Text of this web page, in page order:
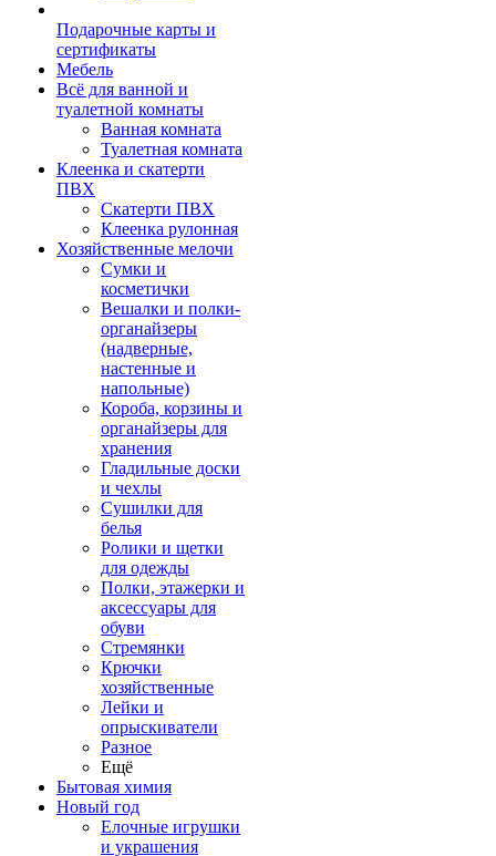
Подарочные карты и
сертификаты
Мебель
Всё для ванной и
туалетной комнаты
Ванная комната
Туалетная комната
Клеенка и скатерти
ПВХ
Скатерти ПВХ
Клеенка рулонная
Хозяйственные мелочи
Сумки и
косметички
Вешалки и полки-
органайзеры
(надверные,
настенные и
напольные)
Короба, корзины и
органайзеры для
хранения
Гладильные доски
и чехлы
Сушилки для
белья
Ролики и щетки
для одежды
Полки, этажерки и
аксессуары для
обуви
Стремянки
Крючки
хозяйственные
Лейки и
опрыскиватели
Разное
Ещё
Бытовая химия
Новый год
Елочные игрушки
и украшения